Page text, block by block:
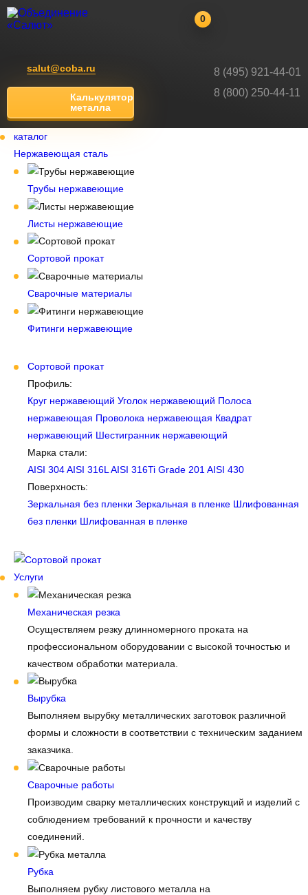
salut@coba.ru
Калькулятор
металла
8 (495) 921-44-01
8 (800) 250-44-11
0
каталог
Нержавеющая сталь
Трубы нержавеющие
Листы нержавеющие
Сортовой прокат
Сварочные материалы
Фитинги нержавеющие
Сортовой прокат
Профиль:
Круг нержавеющий Уголок нержавеющий Полоса
нержавеющая Проволока нержавеющая Квадрат
нержавеющий Шестигранник нержавеющий
Марка стали:
AISI 304AISI 316L AISI 316Ti Grade 201 AISI 430
Поверхность:
Зеркальная без пленки Зеркальная в пленке Шлифованная
без пленки Шлифованная в пленке
Услуги
Механическая резка
Осуществляем резку длинномерного проката на
профессиональном оборудовании с высокой точностью и
качеством обработки материала.
Вырубка
Выполняем вырубку металлических заготовок различной
формы и сложности в соответствии с техническим заданием
заказчика.
Сварочные работы
Производим сварку металлических конструкций и изделий с
соблюдением требований к прочности и качеству
соединений.
Рубка
Выполняем рубку листового металла на